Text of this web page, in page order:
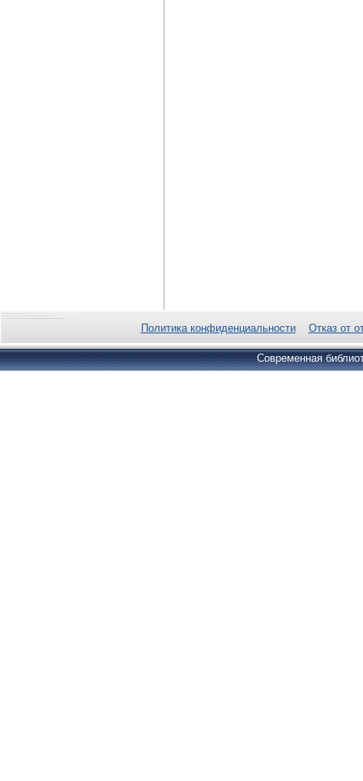
Политика конфиденциальности Отказ от
Современная